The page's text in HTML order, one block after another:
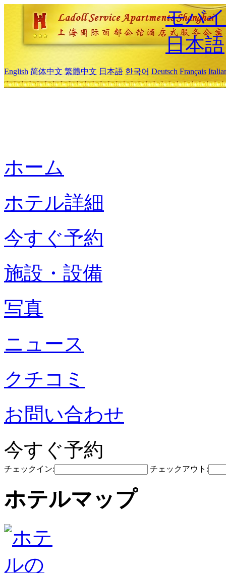
モバ
日本語
English 简体中文 繁體中文 日本語 한국어 Deutsch Français
ホーム
ホテル詳細
今すぐ予約
施設・設備
写真
ニュース
クチコミ
お問い合わせ
今すぐ予約
チェックイン: チェックアウト:
ホテルマップ